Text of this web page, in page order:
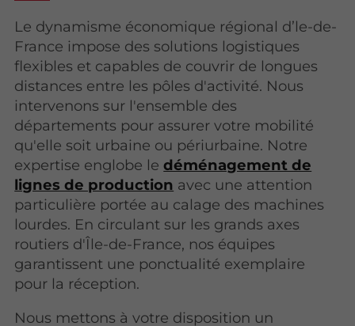
Le dynamisme économique régional d’le-de-
France impose des solutions logistiques
flexibles et capables de couvrir de longues
distances entre les pôles d'activité. Nous
intervenons sur l'ensemble des
départements pour assurer votre mobilité
qu'elle soit urbaine ou périurbaine. Notre
expertise englobe ledéménagement de
lignes de production avec une attention
particulière portée au calage des machines
lourdes. En circulant sur les grands axes
routiers d'Île-de-France, nos équipes
garantissent une ponctualité exemplaire
pour la réception.
Nous mettons à votre disposition un